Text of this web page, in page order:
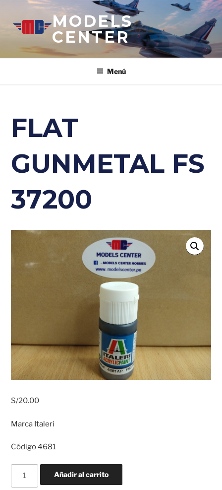
contenido
MODELS
CENTER
Menú
FLAT
GUNMETAL FS
37200
S/20.00
Marca Italeri
Código 4681
Añadir al carrito